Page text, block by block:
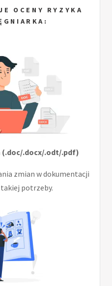
OCENY RYZYKA
(.doc/.docx/.odt/.pdf)
zmian w dokumentacji
potrzeby.